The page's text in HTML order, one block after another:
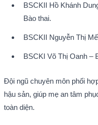
BSCKII Hồ Khánh
Bào thai.
BSCKII Nguyễn Thị
BSCKI Võ Thị Oanh –
Đội ngũ chuyên môn phối
hậu sản, giúp mẹ an tâm
toàn diện.